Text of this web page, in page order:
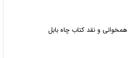
همخوانی و نقد کتاب چاه بابل